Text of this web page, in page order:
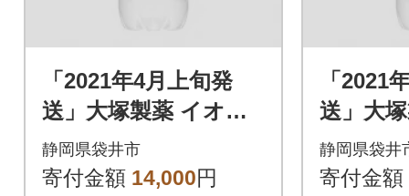
「2021年4月上旬発
送」大塚製薬 イオン
ウォーター 500ml×24
本
静岡県袋井市
寄付金額 14,000円
「2021
送」大
ウォー
本
静岡県袋井
寄付金額